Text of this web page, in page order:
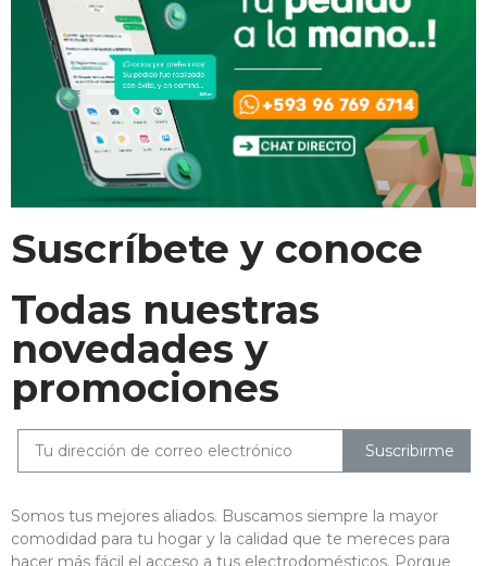
Suscríbete y conoce
Todas nuestras
novedades y
promociones
Suscribirme
Somos tus mejores aliados. Buscamos siempre la mayor
comodidad para tu hogar y la calidad que te mereces para
hacer más fácil el acceso a tus electrodomésticos. Porque